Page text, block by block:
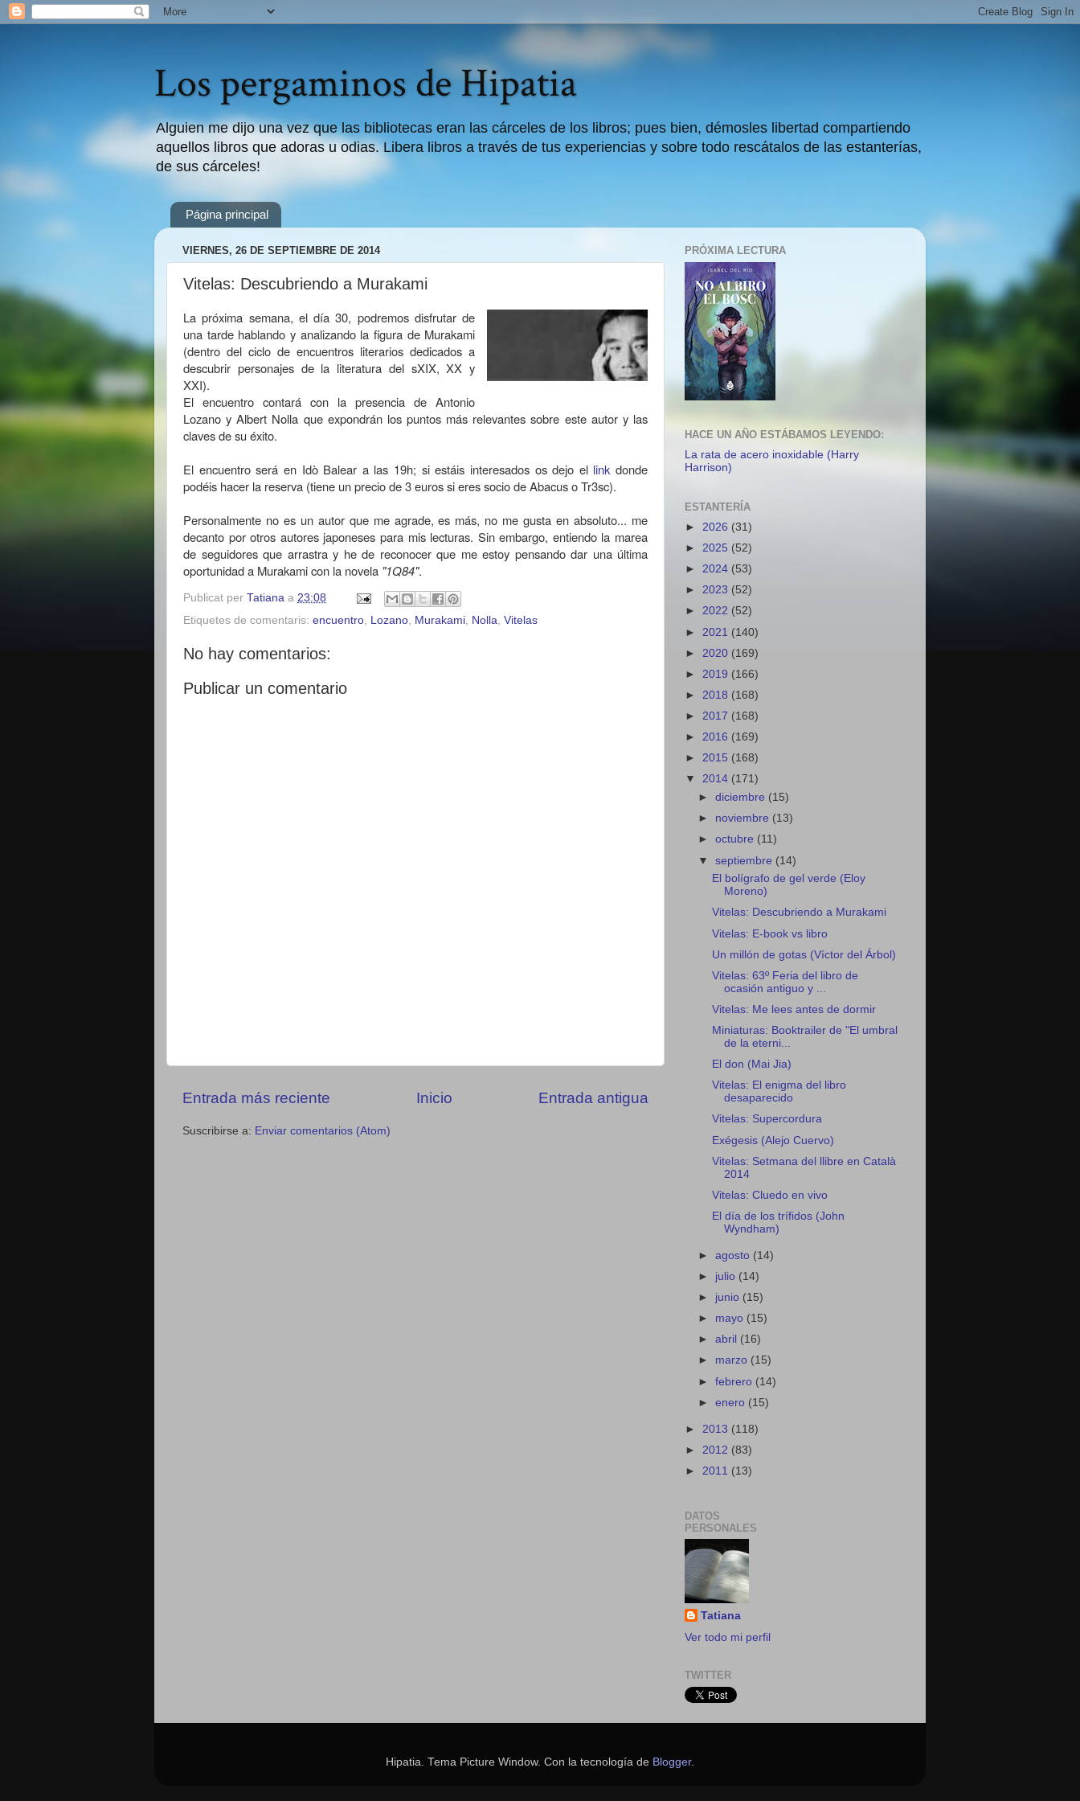
Los pergaminos de Hipatia
Alguien me dijo una vez que las bibliotecas eran las cárceles de los libros; pues bien, démosles libertad compartiendo
aquellos libros que adoras u odias. Libera libros a través de tus experiencias y sobre todo rescátalos de las estanterías,
de sus cárceles!
Página principal
VIERNES, 26 DE SEPTIEMBRE DE 2014
Vitelas: Descubriendo a Murakami
La próxima semana, el día 30, podremos disfrutar de
una tarde hablando y analizando la figura de Murakami
(dentro del ciclo de encuentros literarios dedicados a
descubrir personajes de la literatura del sXIX, XX y
XXI).
El encuentro contará con la presencia de Antonio
Lozano y Albert Nolla que expondrán los puntos más relevantes sobre este autor y las
claves de su éxito.
El encuentro será en Idò Balear a las 19h; si estáis interesados os dejo el link donde
podéis hacer la reserva (tiene un precio de 3 euros si eres socio de Abacus o Tr3sc).
Personalmente no es un autor que me agrade, es más, no me gusta en absoluto... me
decanto por otros autores japoneses para mis lecturas. Sin embargo, entiendo la marea
de seguidores que arrastra y he de reconocer que me estoy pensando dar una última
oportunidad a Murakami con la novela "1Q84".
Publicat per Tatiana a 23:08
Etiquetes de comentaris: encuentro Lozano Murakami Nolla Vitelas
No hay comentarios:
Publicar un comentario
Entrada más reciente Entrada antigua
Inicio
Suscribirse a: Enviar comentarios (Atom)
PRÓXIMA LECTURA
HACE UN AÑO ESTÁBAMOS LEYENDO:
La rata de acero inoxidable (Harry
Harrison)
ESTANTERÍA
► 2026 (31)
► 2025 (52)
► 2024 (53)
► 2023 (52)
► 2022 (52)
► 2021 (140)
► 2020 (169)
► 2019 (166)
► 2018 (168)
► 2017 (168)
► 2016 (169)
► 2015 (168)
▼ 2014 (171)
►diciembre (15)
► noviembre (13)
►octubre (11)
▼septiembre (14)
El bolígrafo de gel verde (Eloy
Moreno)
Vitelas: Descubriendo a Murakami
Vitelas: E-book vs libro
Un millón de gotas (Víctor del Árbol)
Vitelas: 63º Feria del libro de
ocasión antiguo y ...
Vitelas: Me lees antes de dormir
Miniaturas: Booktrailer de "El umbral
de la eterni...
El don (Mai Jia)
Vitelas: El enigma del libro
desaparecido
Vitelas: Supercordura
Exégesis (Alejo Cuervo)
Vitelas: Setmana del llibre en Català
2014
Vitelas: Cluedo en vivo
El día de los trífidos (John
Wyndham)
►agosto (14)
► julio (14)
► junio (15)
► mayo (15)
►abril (16)
► marzo (15)
►febrero (14)
►enero (15)
► 2013 (118)
► 2012 (83)
► 2011 (13)
DATOS
PERSONALES
Tatiana
Ver todo mi perfil
TWITTER
Hipatia. Tema Picture Window. Con la tecnología de Blogger.